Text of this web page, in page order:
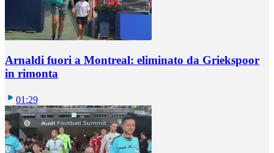
Arnaldi fuori a Montreal: eliminato da Griekspoor
in rimonta
01:29